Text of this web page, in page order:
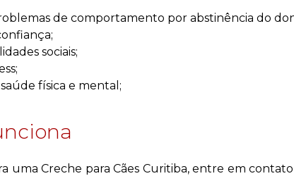
de comportamento por abstinência do
sociais;
física e mental;
uma Creche para Cães Curitiba, entre em